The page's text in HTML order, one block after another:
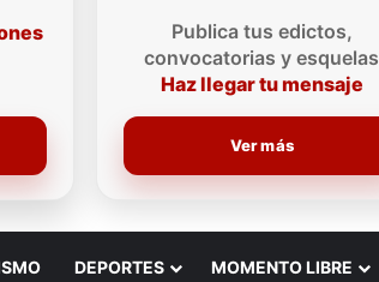
Publica tus edictos,
convocatorias y esquelas
Haz llegar tu mensaje
Ver más
DEPORTES MOMENTO LIBRE